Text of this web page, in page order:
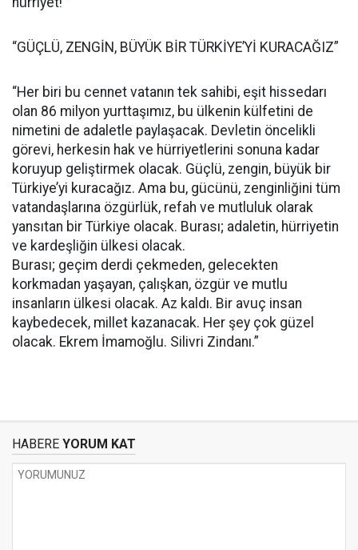
“GÜÇLÜ, ZENGİN, BÜYÜK BİR TÜRKİYE’Yİ KURACAĞIZ”
“Her biri bu cennet vatanın tek sahibi, eşit hissedarı
olan 86 milyon yurttaşımız, bu ülkenin külfetini de
nimetini de adaletle paylaşacak. Devletin öncelikli
görevi, herkesin hak ve hürriyetlerini sonuna kadar
koruyup geliştirmek olacak. Güçlü, zengin, büyük bir
Türkiye’yi kuracağız. Ama bu, gücünü, zenginliğini tüm
vatandaşlarına özgürlük, refah ve mutluluk olarak
yansıtan bir Türkiye olacak. Burası; adaletin, hürriyetin
ve kardeşliğin ülkesi olacak.
Burası; geçim derdi çekmeden, gelecekten
korkmadan yaşayan, çalışkan, özgür ve mutlu
insanların ülkesi olacak. Az kaldı. Bir avuç insan
kaybedecek, millet kazanacak. Her şey çok güzel
olacak. Ekrem İmamoğlu. Silivri Zindanı.”
HABERE YORUM KAT